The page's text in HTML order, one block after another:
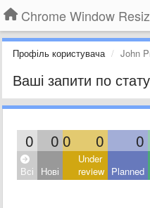
Chrome Window
Профіль користувача John
Ваші запити по
0 0 0 0 0
Всі Нові
Under
review Planned